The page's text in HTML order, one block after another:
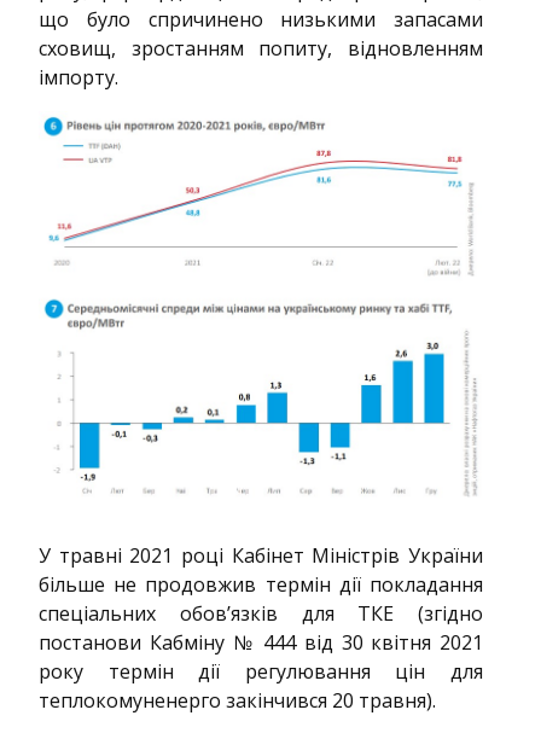
що було спричинено низькими запасами
сховищ, зростанням попиту, відновленням
імпорту.
У травні 2021 році Кабінет Міністрів України
більше не продовжив термін дії покладання
спеціальних обов’язків для ТКЕ (згідно
постанови Кабміну № 444 від 30 квітня 2021
року термін дії регулювання цін для
теплокомуненерго закінчився 20 травня).